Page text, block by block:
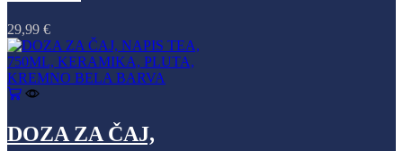
29,99 €
DOZA ZA ČAJ,